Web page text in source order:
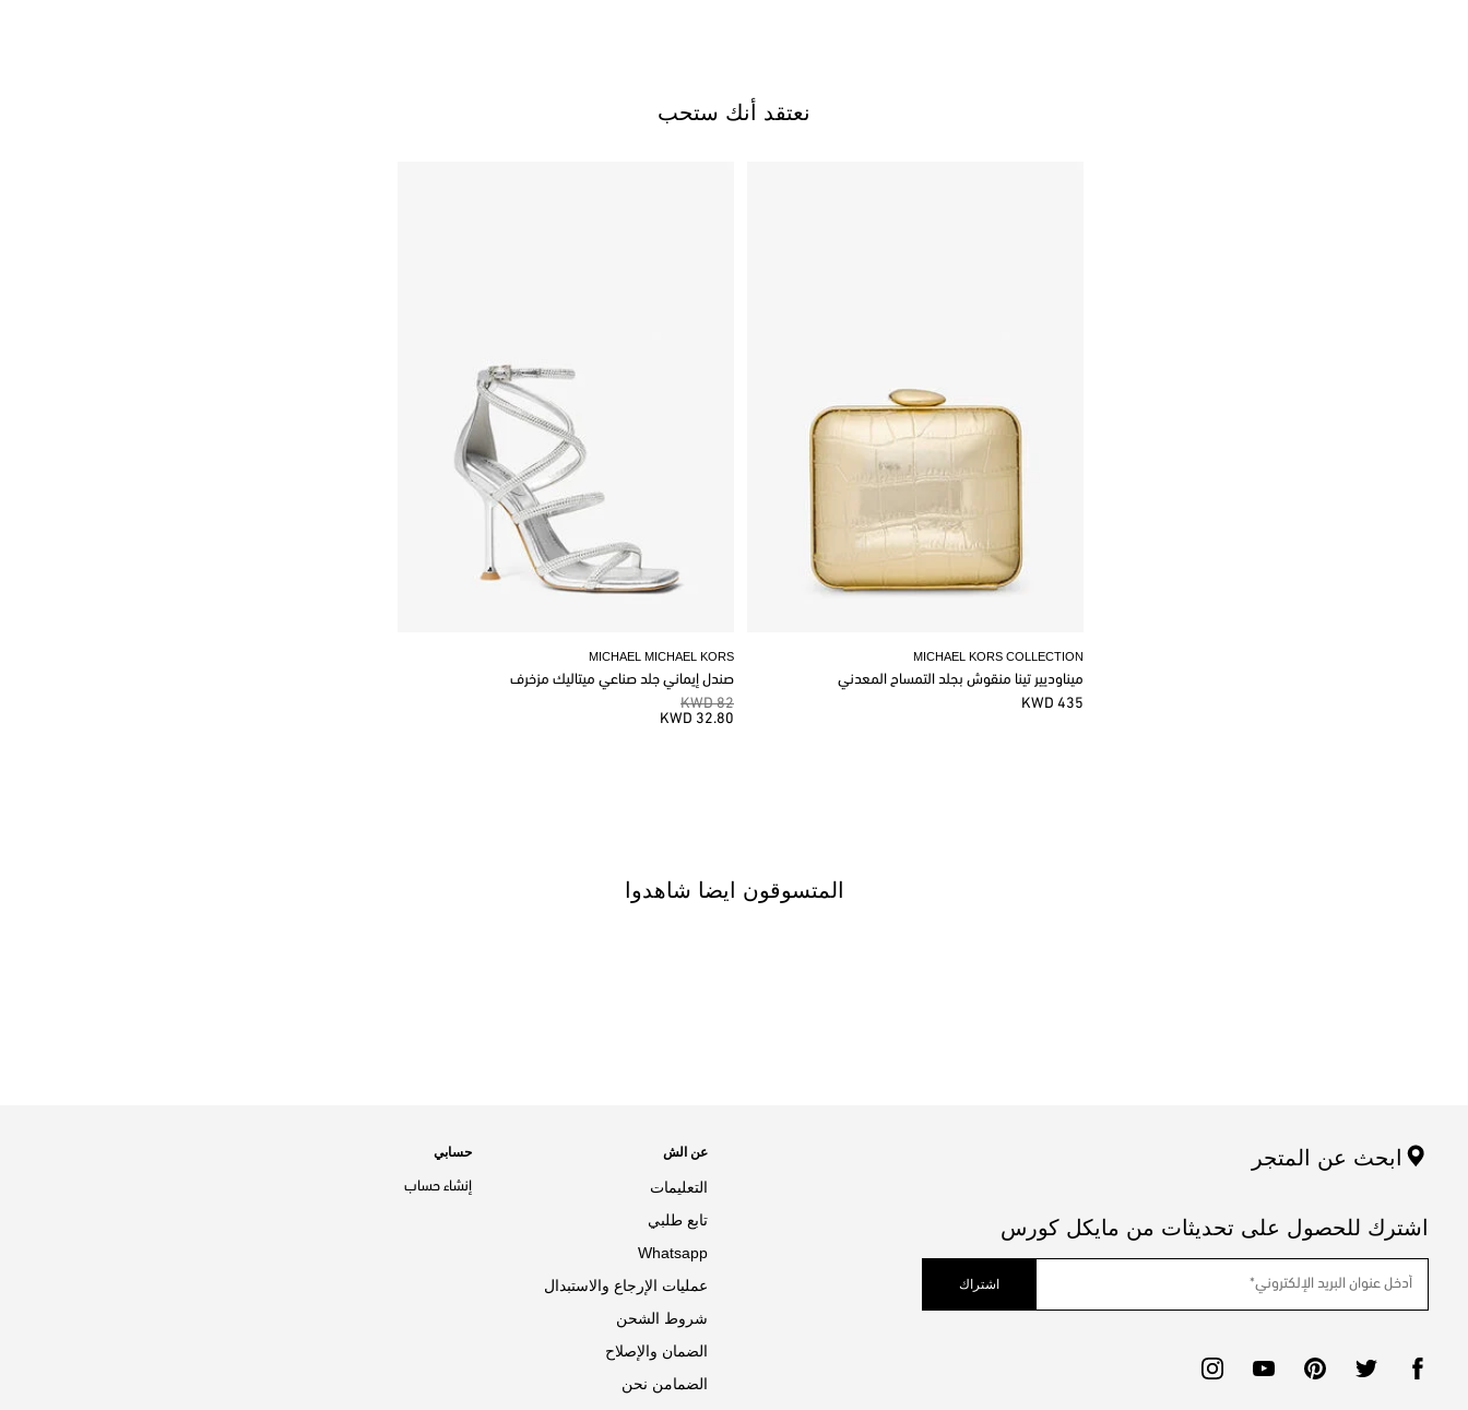
نعتقد أنك ستحب
MICHAEL MICHAEL KORS
صندل إيماني جلد صناعي ميتاليك مزخرف
82 KWD
32.80 KWD
MICHAEL KORS COLLECTION
ميناوديير تينا منقوش بجلد التمساح المعدني
435 KWD
المتسوقون ايضا شاهدوا
ابحث عن المتجر
اشترك للحصول على تحديثات من مايكل كورس
اشتراك
عن الش
التعليمات
تابع طلبي
Whatsapp
عمليات الإرجاع والاستبدال
شروط الشحن
الضمان والإصلاح
الضمامن نحن
حسابي
إنشاء حساب